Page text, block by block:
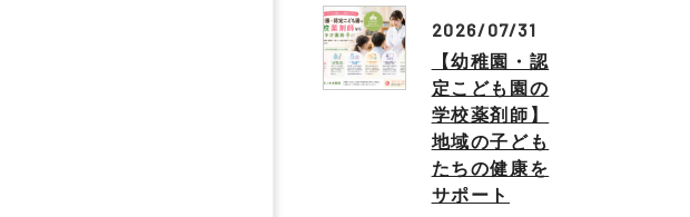
2026/07/31
【幼稚園・認
定こども園の
学校薬剤師】
地域の子ども
たちの健康を
サポート